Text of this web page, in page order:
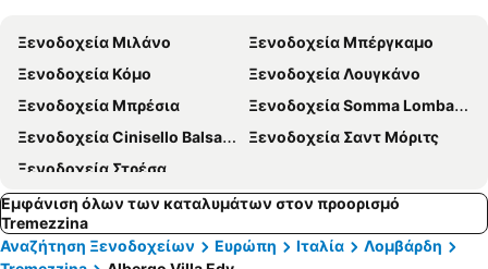
Ξενοδοχεία Μιλάνο
Ξενοδοχεία Μπέργκαμο
Ξενοδοχεία Κόμο
Ξενοδοχεία Λουγκάνο
Ξενοδοχεία Μπρέσια
Ξενοδοχεία Somma Lombardo
Ξενοδοχεία Cinisello Balsamo
Ξενοδοχεία Σαντ Μόριτς
Ξενοδοχεία Στρέσα
Εμφάνιση όλων των καταλυμάτων στον προορισμό
Tremezzina
Αναζήτηση Ξενοδοχείων
Ευρώπη Ιταλία
Λομβάρδη